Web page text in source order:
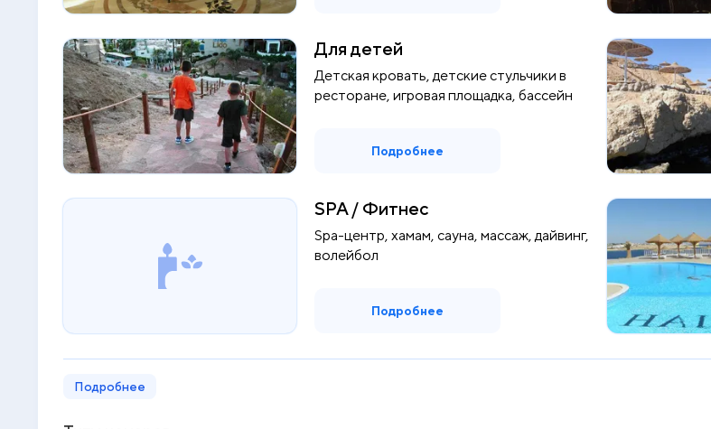
Для детей
Детская кровать, детские стульчики в
ресторане, игровая площадка, бассейн
Подробнее
SPA / Фитнес
Spa-центр, хамам, сауна, массаж, дайвинг,
волейбол
Подробнее
Подробнее